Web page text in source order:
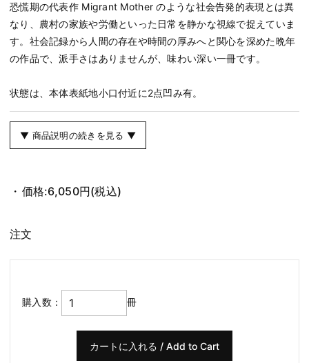
恐慌期の代表作 Migrant Mother のような社会告発的表現とは異
なり、農村の家族や労働といった日常を静かな視線で捉えていま
す。社会記録から人間の存在や時間の厚みへと関心を深めた晩年
の作品で、派手さはありませんが、味わい深い一冊です。
状態は、本体表紙地小口付近に2点凹み有。
▼ 商品説明の続きを見る ▼
価格:6,050円(税込)
注文
購入数： 冊